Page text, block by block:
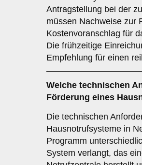
Antragstellung bei der
müssen Nachweise zur
Kostenvoranschlag für
Die frühzeitige
Empfehlung für einen
Welche technischen
Förderung eines
Die technischen
Hausnotrufsysteme in
Programm
System verlangt, das